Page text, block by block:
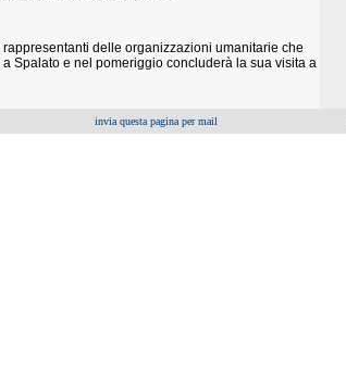
delle organizzazioni umanitarie che
Spalato e nel pomeriggio concluderà la sua visita a
invia questa pagina per mail